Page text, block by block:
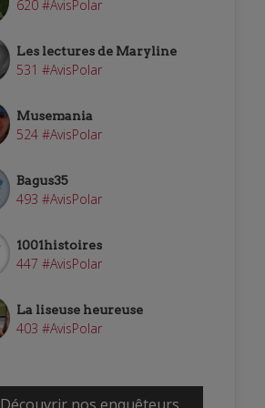
620 #AvisPolar
Les lectures de Maryline
531 #AvisPolar
Musemania
524 #AvisPolar
Bagus35
493 #AvisPolar
1001histoires
447 #AvisPolar
La liseuse heureuse
403 #AvisPolar